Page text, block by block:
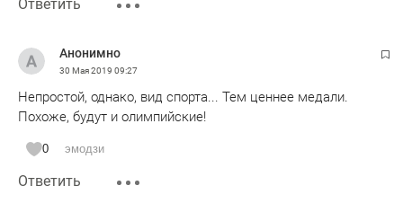
Ответить
Анонимно
30 Мая 2019 09:27
Непростой, однако, вид спорта... Тем ценнее медали.
Похоже, будут и олимпийские!
0 эмодзи
Ответить